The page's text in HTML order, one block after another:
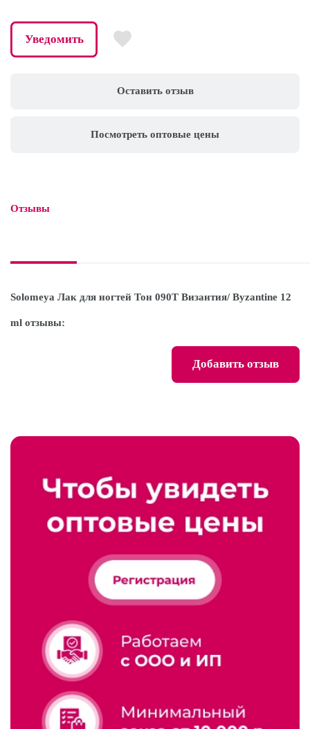
Оставить отзыв
Посмотреть оптовые цены
Уведомить
Отзывы
Solomeya Лак для ногтей Тон 090T Византия/ Byzantine 12
ml отзывы:
Добавить отзыв